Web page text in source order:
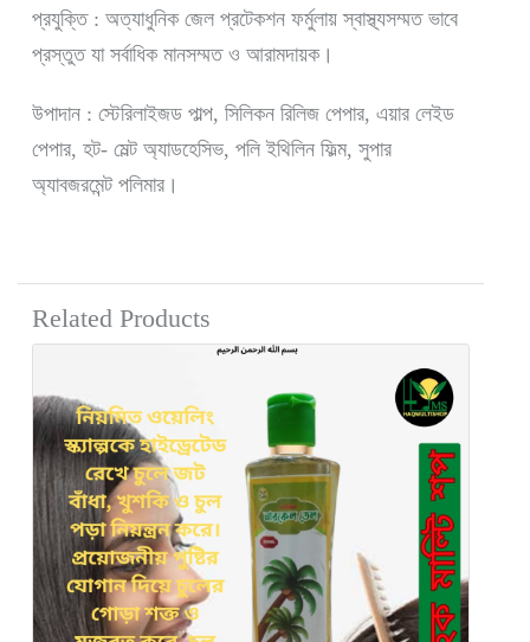
প্রযুক্তি : অত্যাধুনিক জেল প্রটেকশন ফর্মুলায় স্বাস্থ্যসম্মত ভাবে
প্রস্তুত যা সর্বাধিক মানসম্মত ও আরামদায়ক।
উপাদান : স্টেরিলাইজড পাল্প, সিলিকন রিলিজ পেপার, এয়ার লেইড
পেপার, হট- মেল্ট অ্যাডহেসিভ, পলি ইথিলিন ফিল্ম, সুপার
অ্যাবজরমেন্ট পলিমার।
Related Products